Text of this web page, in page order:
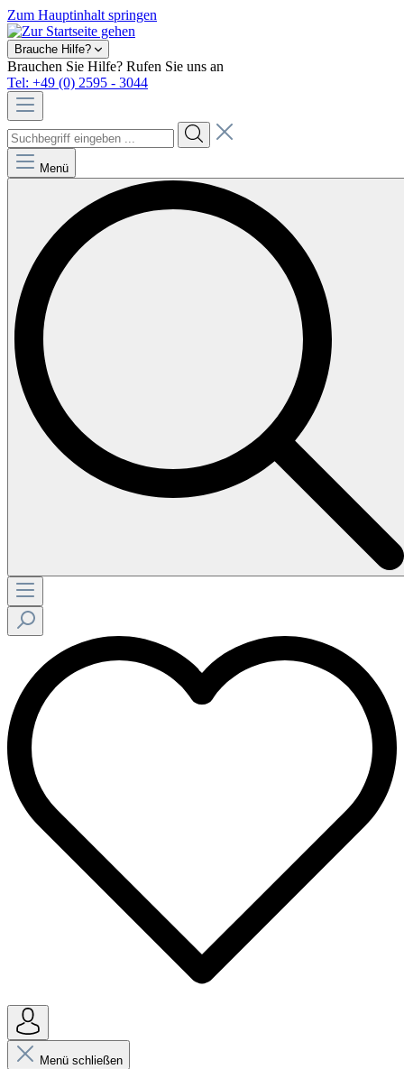
Zum Hauptinhalt springen
Brauche Hilfe?
Brauchen Sie Hilfe? Rufen Sie uns an
Tel: +49 (0) 2595 - 3044
Menü
Menü schließen